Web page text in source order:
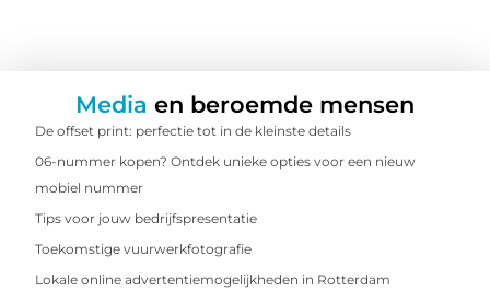
Media en beroemde mensen
De offset print: perfectie tot in de kleinste details
06-nummer kopen? Ontdek unieke opties voor een nieuw
mobiel nummer
Tips voor jouw bedrijfspresentatie
Toekomstige vuurwerkfotografie
Lokale online advertentiemogelijkheden in Rotterdam